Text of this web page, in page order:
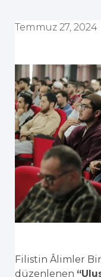
Temmuz 27, 2024
Filistin Âlimler
düzenlenen